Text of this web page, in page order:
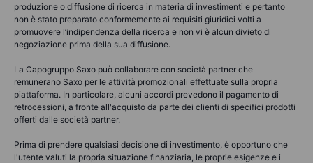
produzione o diffusione di ricerca in materia di investimenti e pertanto
non è stato preparato conformemente ai requisiti giuridici volti a
promuovere l’indipendenza della ricerca e non vi è alcun divieto di
negoziazione prima della sua diffusione.
La Capogruppo Saxo può collaborare con società partner che
remunerano Saxo per le attività promozionali effettuate sulla propria
piattaforma. In particolare, alcuni accordi prevedono il pagamento di
retrocessioni, a fronte all'acquisto da parte dei clienti di specifici prodotti
offerti dalle società partner.
Prima di prendere qualsiasi decisione di investimento, è opportuno che
l'utente valuti la propria situazione finanziaria, le proprie esigenze e i